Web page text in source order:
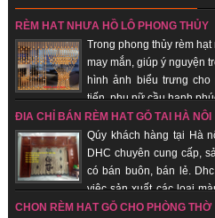
người ta sẽ đánh giá được “gu” thẩm
sẽ thể hiện cá tính, con người của bạn.
vải phù hợp sẽ giúp cho sinh hoạt
nắng gắt của mùa hè.
RÈM HẠT NHỰA HỒ LÔ PHONG THỦY
Trong phong thủy rèm
may mắn, giúp ý nguyện
hình ảnh biểu trưng
tiến, phụ nữ cầu hạnh
biểu trưng cho sự hài hòa âm dương.
hàng nhanh, uy tín.
ĐỊA CHỈ BÁN RÈM HẠT GỖ TẠI HÀ NỘI
Qúy khách hàng tại Hà
DHC chuyên cung cấp,
có bán buôn, bán lẻ.
việc sản xuất các loại
nghiệm trên 18 năm trên thị trường,
CHỌN RÈM HẠT GỖ CHO PHÒNG THỜ